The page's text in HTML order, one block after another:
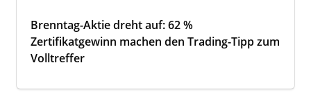
Brenntag-Aktie dreht auf: 62 %
Zertifikatgewinn machen den Trading-Tipp zum
Volltreffer